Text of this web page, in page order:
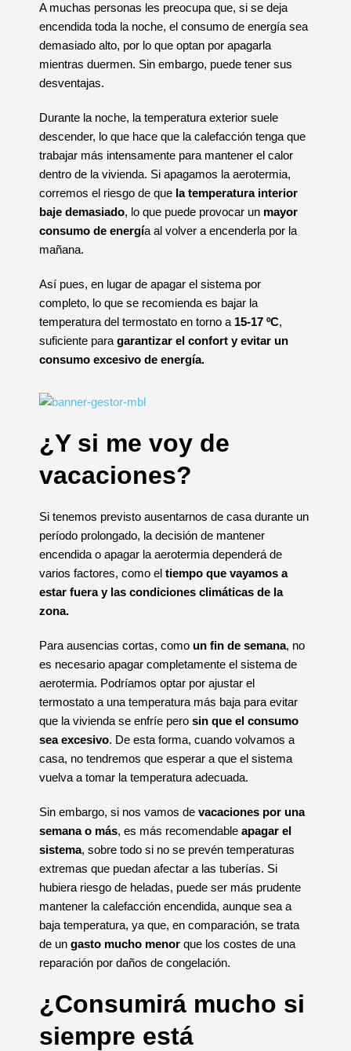
A muchas personas les preocupa que, si se deja
encendida toda la noche, el consumo de energía sea
demasiado alto, por lo que optan por apagarla
mientras duermen. Sin embargo, puede tener sus
desventajas.
Durante la noche, la temperatura exterior suele
descender, lo que hace que la calefacción tenga que
trabajar más intensamente para mantener el calor
dentro de la vivienda. Si apagamos la aerotermia,
corremos el riesgo de que la temperatura interior
baje demasiado, lo que puede provocar un mayor
consumo de energía al volver a encenderla por la
mañana.
Así pues, en lugar de apagar el sistema por
completo, lo que se recomienda es bajar la
temperatura del termostato en torno a 15-17 ºC,
suficiente para garantizar el confort y evitar un
consumo excesivo de energía.
¿Y si me voy de
vacaciones?
Si tenemos previsto ausentarnos de casa durante un
período prolongado, la decisión de mantener
encendida o apagar la aerotermia dependerá de
varios factores, como el tiempo que vayamos a
estar fuera y las condiciones climáticas de la
zona.
Para ausencias cortas, como un fin de semana, no
es necesario apagar completamente el sistema de
aerotermia. Podríamos optar por ajustar el
termostato a una temperatura más baja para evitar
que la vivienda se enfríe pero sin que el consumo
sea excesivo. De esta forma, cuando volvamos a
casa, no tendremos que esperar a que el sistema
vuelva a tomar la temperatura adecuada.
Sin embargo, si nos vamos de vacaciones por una
semana o más, es más recomendable apagar el
sistema, sobre todo si no se prevén temperaturas
extremas que puedan afectar a las tuberías. Si
hubiera riesgo de heladas, puede ser más prudente
mantener la calefacción encendida, aunque sea a
baja temperatura, ya que, en comparación, se trata
de un gasto mucho menor que los costes de una
reparación por daños de congelación.
¿Consumirá mucho si
siempre está